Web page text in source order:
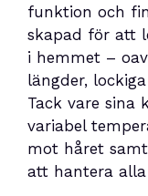
funktion och
skapad för att
i hemmet –
längder,
Tack vare sina
variabel
mot håret
att hantera alla